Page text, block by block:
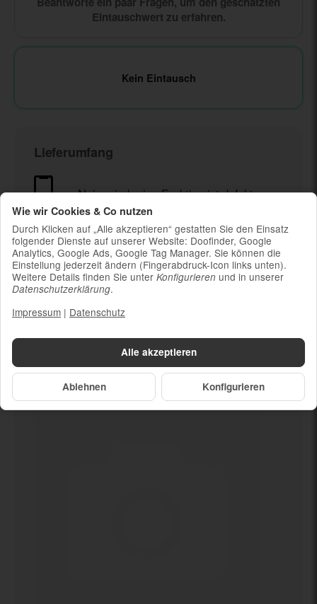
Eintauschwert zu erfahren.
Kein Eintausch
Lieferumfang
Nein mind. eine Funktion ist defekt
Ladekabel (ohne Ladestecker)
Um die Nachhaltigkeit zu unterstützen und
weil die meisten neueren Smartphones
kabelloses Laden ermöglichen, ist kein
Ladestecker im Lieferumfang enthalten
Dein neuesNein mind. eine
Funktion ist defekt
Alle akzeptieren
Ablehnen Konfigurieren
Wie wir Cookies & Co nutzen
Durch Klicken auf „Alle akzeptieren“ gestatten Sie den Einsatz
folgender Dienste auf unserer Website: Doofinder, Google
Analytics, Google Ads, Google Tag Manager. Sie können die
Einstellung jederzeit ändern (Fingerabdruck-Icon links unten).
Weitere Details finden Sie unter Konfigurieren und in unserer
Datenschutzerklärung.
Impressum | Datenschutz